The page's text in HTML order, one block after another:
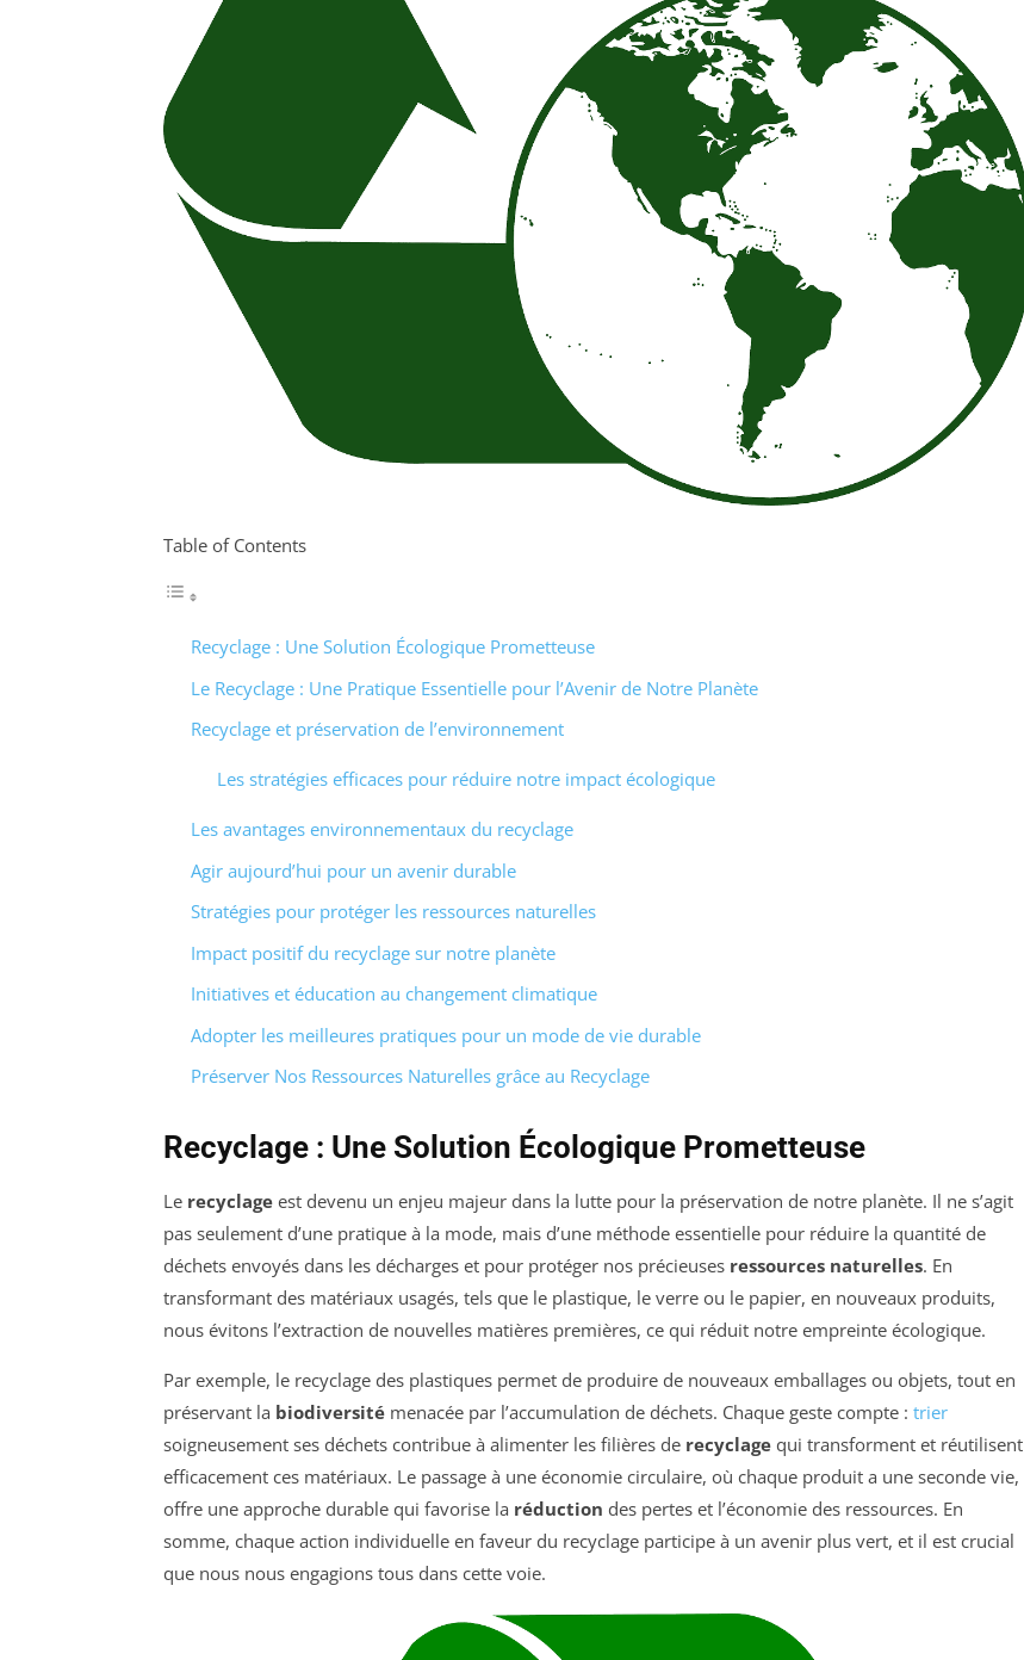
Table of Contents
Recyclage : Une Solution Écologique Prometteuse
Le Recyclage : Une Pratique Essentielle pour l’Avenir de Notre Planète
Recyclage et préservation de l’environnement
Les stratégies efficaces pour réduire notre impact écologique
Les avantages environnementaux du recyclage
Agir aujourd’hui pour un avenir durable
Stratégies pour protéger les ressources naturelles
Impact positif du recyclage sur notre planète
Initiatives et éducation au changement climatique
Adopter les meilleures pratiques pour un mode de vie durable
Préserver Nos Ressources Naturelles grâce au Recyclage
Recyclage : Une Solution Écologique Prometteuse
Le recyclage est devenu un enjeu majeur dans la lutte pour la préservation de notre planète. Il ne s’agit
pas seulement d’une pratique à la mode, mais d’une méthode essentielle pour réduire la quantité de
déchets envoyés dans les décharges et pour protéger nos précieuses ressources naturelles. En
transformant des matériaux usagés, tels que le plastique, le verre ou le papier, en nouveaux produits,
nous évitons l’extraction de nouvelles matières premières, ce qui réduit notre empreinte écologique.
Par exemple, le recyclage des plastiques permet de produire de nouveaux emballages ou objets, tout en
préservant la biodiversité menacée par l’accumulation de déchets. Chaque geste compte : trier
soigneusement ses déchets contribue à alimenter les filières de recyclage qui transforment et réutilisent
efficacement ces matériaux. Le passage à une économie circulaire, où chaque produit a une seconde vie,
offre une approche durable qui favorise la réduction des pertes et l’économie des ressources. En
somme, chaque action individuelle en faveur du recyclage participe à un avenir plus vert, et il est crucial
que nous nous engagions tous dans cette voie.